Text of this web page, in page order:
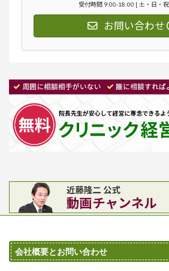
受付時間 9:00-18:00 [ 土・日・
お問い合わせ
会社概要とお問い合わせ